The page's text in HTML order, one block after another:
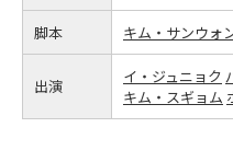
脚本 キム・サンウォ
出演 イ・ジュニョク
キム・スギョム